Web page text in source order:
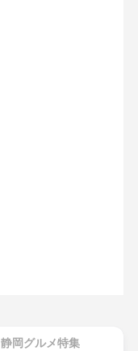
静岡グルメ特集